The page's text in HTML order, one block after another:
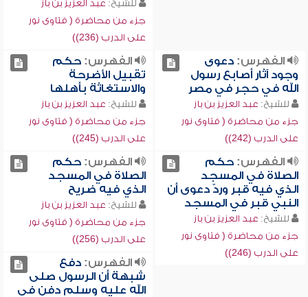
للشيخ: عبد العزيز بن باز
جزء من محاضرة ( فتاوى نور
على الدرب (236))
الفهرس:دعوى
وجود آثار أصابع رسول
الله في حجر في مصر
للشيخ: عبد العزيز بن باز
جزء من محاضرة ( فتاوى نور
على الدرب (242))
الفهرس:حكم
تقبيل الأضرحة
والاستغاثة بأهلها
للشيخ: عبد العزيز بن باز
جزء من محاضرة ( فتاوى نور
على الدرب (245))
الفهرس:حكم
الصلاة في المسجد
الذي فيه قبر وردّ دعوى أن
النبي قبر في المسجد
للشيخ: عبد العزيز بن باز
جزء من محاضرة ( فتاوى نور
على الدرب (246))
الفهرس:حكم
الصلاة في المسجد
الذي فيه ضريح
للشيخ: عبد العزيز بن باز
جزء من محاضرة ( فتاوى نور
على الدرب (256))
الفهرس:دفع
شبهة أن الرسول صلى
الله عليه وسلم دفن في